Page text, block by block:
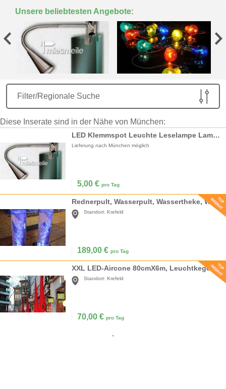
Unsere beliebtesten Angebote:
Filter/Regionale Suche
Diese Inserate sind in der Nähe von München:
LED Klemmspot Leuchte Leselampe Lampe Spot
Lieferung nach München möglich
5,00 € pro Tag
Rednerpult, Wasserpult, Wassertheke, Wassersäule, Messetheke
Standort: Krefeld
189,00 € pro Tag
XXL LED-Aircone 80cmX6m, Leuchtkegel, Aircones, Lichtkegel, Lichtobjekt
Standort: Krefeld
70,00 € pro Tag